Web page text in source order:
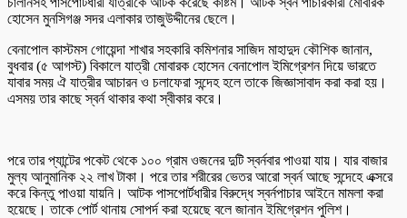
হোসেন মুনসিগঞ্জ সদর এলাকার তাজুউদ্দীনের ছেলে।
বেনাপোল কাস্টমস গোয়েন্দা শাখার সহকারি কমিশনার সাজিদ মাহাদুদ কৌশিক জানান,
বুধবার (৫ আগস্ট) বিকালে যাত্রী মোবারক হোসেন বেনাপোল ইমিগ্রেশন দিয়ে ভারতে
যাবার সময় ঐ যাত্রীর আচারন ও চলাফেরা সন্দেহ হলে তাকে জিজ্ঞাসাবাদ করা করা হয়।
এসময় তার কাছে স্বর্ন থাকার কথা স্বীকার করে।
পরে তার প্যান্টের পকেট থেকে ১০০ গ্রাম ওজনের দুটি স্বর্নবার পাওয়া যায়। যার বাজার
মুল্য আনুমানিক ২২ লাখ টাকা। পরে তার শরীরের ভেতর আরো স্বর্ন আছে সন্দেহে এক্সরে
করে কিন্তু পাওয়া যায়নি। আটক পাসপোর্টধারীর বিরুদ্ধে স্বর্নপাচার আইনে মামলা করা
হয়েছে। তাকে পোর্ট থানায় সোপর্দ করা হয়েছে বলে জানান ইমিগ্রেশন পুলিশ।